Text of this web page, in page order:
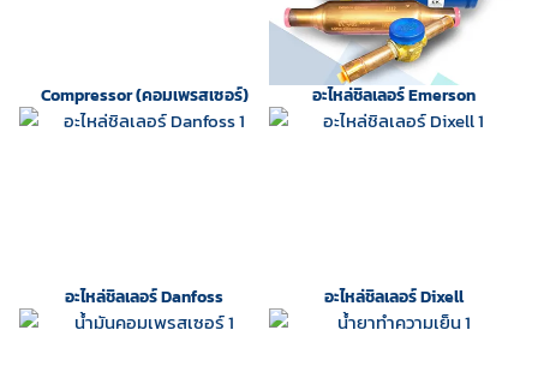
Compressor (คอมเพรสเซอร์) อะไหล่ชิลเลอร์ Emerson
อะไหล่ชิลเลอร์ Danfoss อะไหล่ชิลเลอร์ Dixell